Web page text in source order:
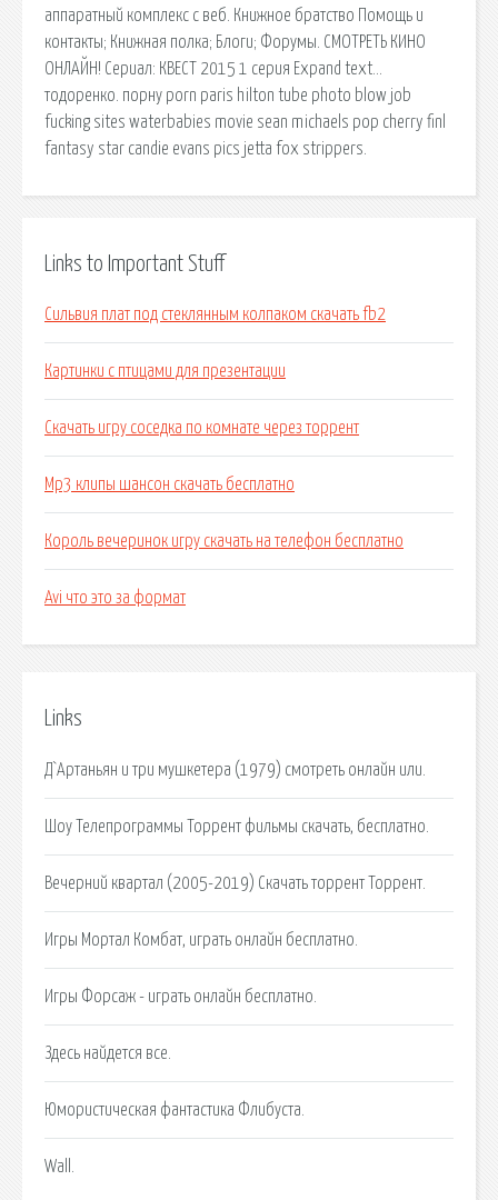
аппаратный комплекс с веб. Книжное братство Помощь и
контакты; Книжная полка; Блоги; Форумы. СМОТРЕТЬ КИНО
ОНЛАЙН! Сериал: КВЕСТ 2015 1 серия Expand text…
тодоренко. порну porn paris hilton tube photo blow job
fucking sites waterbabies movie sean michaels pop cherry finl
fantasy star candie evans pics jetta fox strippers.
Links to Important Stuff
Сильвия плат под стеклянным колпаком скачать fb2
Картинки с птицами для презентации
Скачать игру соседка по комнате через торрент
Mp3 клипы шансон скачать бесплатно
Король вечеринок игру скачать на телефон бесплатно
Avi что это за формат
Links
Д`Артаньян и три мушкетера (1979) смотреть онлайн или.
Шоу Телепрограммы Торрент фильмы скачать, бесплатно.
Вечерний квартал (2005-2019) Скачать торрент Торрент.
Игры Мортал Комбат, играть онлайн бесплатно.
Игры Форсаж - играть онлайн бесплатно.
Здесь найдется все.
Юмористическая фантастика Флибуста.
Wall.